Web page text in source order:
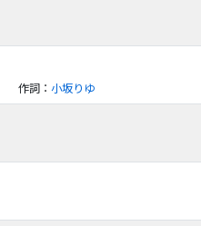
作詞 ：小坂りゆ